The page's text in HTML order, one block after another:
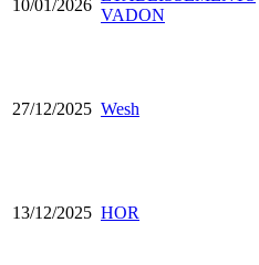
10/01/2026
VADON
27/12/2025 Wesh
13/12/2025 HOR